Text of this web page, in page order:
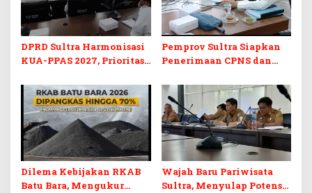
DPRD Sultra Harmonisasi
KUA-PPAS 2027, Prioritas
dan Pelunasan Utang
Infrastruktur
Pemprov Sultra Siapkan
Penerimaan CPNS dan
Desak Formasi Disabilitas
Dilema Kebijakan RKAB
Batu Bara, Mengukur
Wajah Baru Pariwisata
Sultra, Menyulap Potensi